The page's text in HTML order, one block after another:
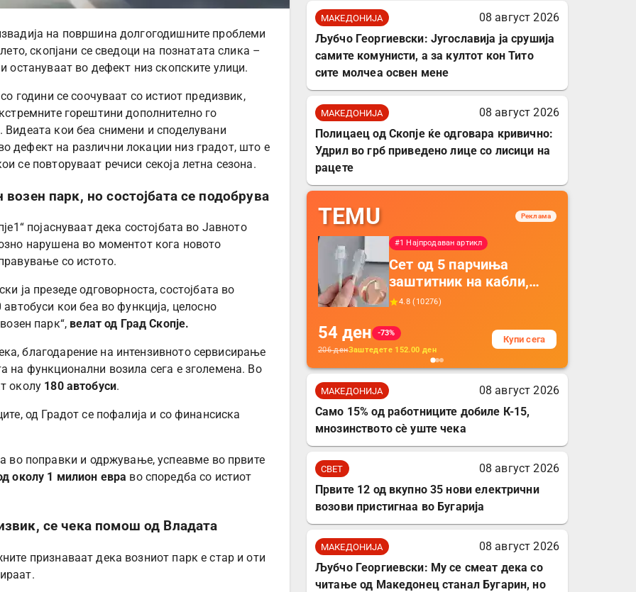
на површина долгогодишните проблеми
скопјани се сведоци на познатата слика –
остануваат во дефект низ скопските улици.
години се соочуваат со истиот предизвик,
горештини дополнително го
Видеата кои беа снимени и споделувани
дефект на различни локации низ градот, што е
се повторуваат речиси секоја летна сезона.
парк, но состојбата се подобрува
појаснуваат дека состојбата во Јавното
нарушена во моментот кога новото
со истото.
ја презеде одговорноста, состојбата во
кои беа во функција, целосно
парк“, велат од Град Скопје.
благодарение на интензивното сервисирање
на функционални возила сега е зголемена. Во
околу 180 автобуси.
од Градот се пофалија и со финансиска
во поправки и одржување, успеавме во првите
околу 1 милион евра во споредба со истиот
се чека помош од Владата
признаваат дека возниот парк е стар и оти
МАКЕДОНИЈА
08 август 2026
Љубчо Георгиевски: Југославија ја срушија
самите комунисти, а за култот кон Тито
сите молчеа освен мене
МАКЕДОНИЈА
08 август 2026
Полицаец од Скопје ќе одговара кривично:
Удрил во грб приведено лице со лисици на
рацете
TEMU Реклама
#1 Најпродаван артикл
Сет од 5 парчиња
заштитник на кабли,
прекривка за заштита
додатоци за заштита на
кабли, без батерија, за
мобилни телефони,
комплет за заштита на
4.8 (10276)
54 ден
-73%
206денЗаштедете 152.00 ден
Купи сега
МАКЕДОНИЈА
08 август 2026
Само 15% од работниците добиле К-15,
мнозинството сè уште чека
СВЕТ
08 август 2026
Првите 12 од вкупно 35 нови електрични
возови пристигнаа во Бугарија
МАКЕДОНИЈА
08 август 2026
Љубчо Георгиевски: Му се смеат дека со
читање од Македонец станал Бугарин, но